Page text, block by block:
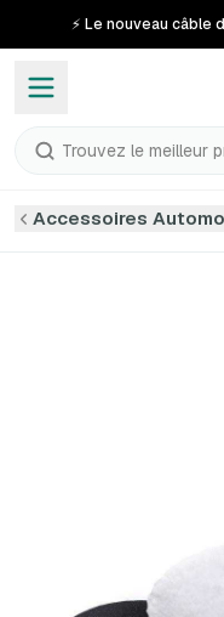
⚡ Le nouveau câble
Trouvez le meilleur
Accessoires